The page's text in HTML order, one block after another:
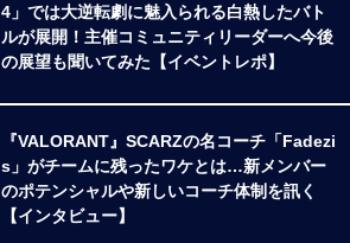
4」では大逆転劇に魅入られる白熱したバト
ルが展開！主催コミュニティリーダーへ今後
の展望も聞いてみた【イベントレポ】
『VALORANT』SCARZの名コーチ「Fadezi
s」がチームに残ったワケとは…新メンバー
のポテンシャルや新しいコーチ体制を訊く
【インタビュー】